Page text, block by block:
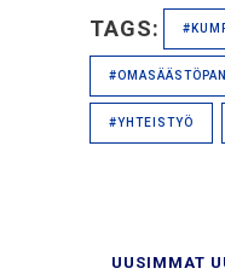
TAGS:
#YHTEISTYÖ
UUSIMMAT